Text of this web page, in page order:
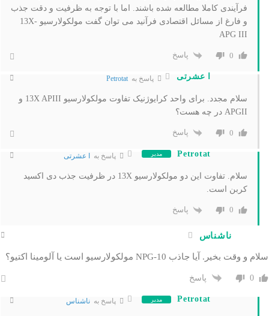
فرآیندی کاملا مطالعه شده باشند. اما با توجه به ظرفیت و دقت جذب
و فارغ از مسائل اقتصادی فرآنید می توان گفت مولکولارسیو 13X-
APG III
0 پاسخ
ا عشرتی پاسخ به Petrotat
سلام مجدد. برای واحد کرایوژنیک تفاوت مولکولارسیو 13X APIII و
APGII در چه هست؟
0 پاسخ
Petrotat مدیر پاسخ به ا عشرتی
سلام. تفاوت این دو مولکولارسیو 13X در ظرفیت جذب دی اکسید
کربن است.
0 پاسخ
ناشناس
سلام و وقت بخیر. آیا جاذب NPG-10 مولکولارسیو است یا آلومینا اکتیو؟
0 پاسخ
Petrotat مدیر پاسخ به ناشناس